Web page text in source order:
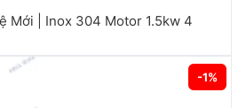
Mới | Inox 304 Motor 1.5kw 4
-1%